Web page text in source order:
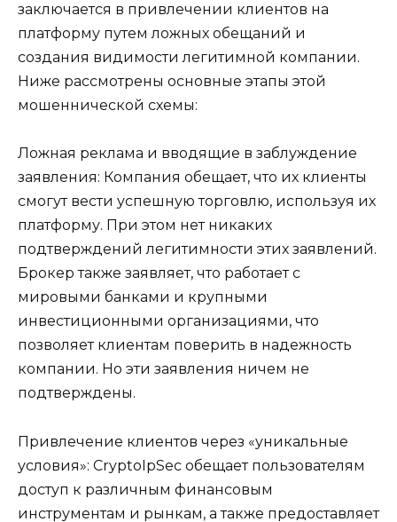
заключается в привлечении клиентов на
платформу путем ложных обещаний и
создания видимости легитимной компании.
Ниже рассмотрены основные этапы этой
мошеннической схемы:
Ложная реклама и вводящие в заблуждение
заявления: Компания обещает, что их клиенты
смогут вести успешную торговлю, используя их
платформу. При этом нет никаких
подтверждений легитимности этих заявлений.
Брокер также заявляет, что работает с
мировыми банками и крупными
инвестиционными организациями, что
позволяет клиентам поверить в надежность
компании. Но эти заявления ничем не
подтверждены.
Привлечение клиентов через «уникальные
условия»: CryptoIpSec обещает пользователям
доступ к различным финансовым
инструментам и рынкам, а также предоставляет